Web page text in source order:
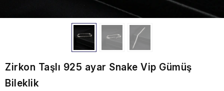
Zirkon Taşlı 925 ayar Snake Vip Gümüş
Bileklik